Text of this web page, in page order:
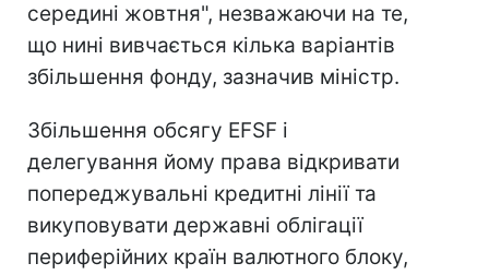
середині жовтня", незважаючи на те,
що нині вивчається кілька варіантів
збільшення фонду, зазначив міністр.
Збільшення обсягу EFSF і
делегування йому права відкривати
попереджувальні кредитні лінії та
викуповувати державні облігації
периферійних країн валютного блоку,